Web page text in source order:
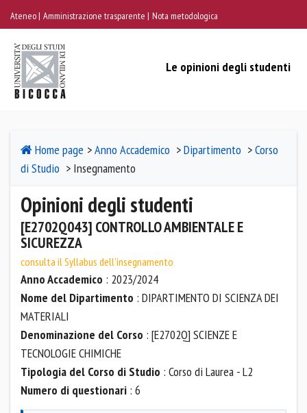
Ateneo Amministrazione trasparente Nota metodologica
Le opinioni degli studenti
Home page >Anno Accademico >Dipartimento >Corso
di Studio > Insegnamento
Opinioni degli studenti
[E2702Q043] CONTROLLO AMBIENTALE E
SICUREZZA
consulta il Syllabus dell'insegnamento
Anno Accademico : 2023/2024
Nome del Dipartimento : DIPARTIMENTO DI SCIENZA DEI
MATERIALI
Denominazione del Corso : [E2702Q] SCIENZE E
TECNOLOGIE CHIMICHE
Tipologia del Corso di Studio : Corso di Laurea - L2
Numero di questionari : 6